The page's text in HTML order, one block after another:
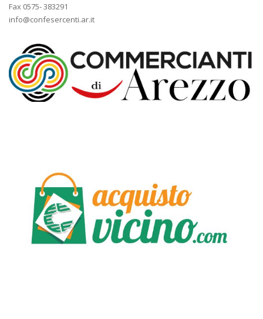
Fax 0575- 383291
info@confesercenti.ar.it